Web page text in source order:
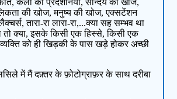
कला की प्रदर्शनियाँ, सौन्दर्य की खोज,
की खोज, मनुष्य की खोज, एक्सटेंशन
तारा-रा लारा-रा,...क्या सह सम्भव था
तो क्या, इसके किसी एक हिस्से, किसी एक
को ही खिड़की के पास खड़े होकर अच्छी
में मैं दफ़्तर के फ़ोटोग्राफ़र के साथ दरीबा